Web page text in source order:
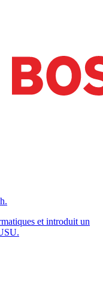
et introduit un